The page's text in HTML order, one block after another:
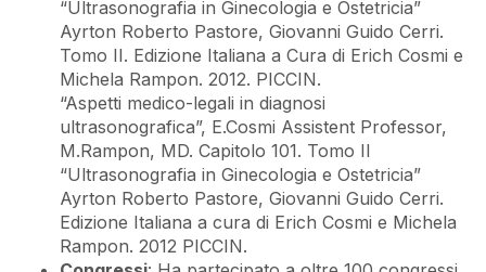
“Ultrasonografia in Ginecologia e Ostetricia”
Ayrton Roberto Pastore, Giovanni Guido Cerri.
Tomo II. Edizione Italiana a Cura di Erich Cosmi e
Michela Rampon. 2012. PICCIN.
“Aspetti medico-legali in diagnosi
ultrasonografica”, E.Cosmi Assistent Professor,
M.Rampon, MD. Capitolo 101. Tomo II
“Ultrasonografia in Ginecologia e Ostetricia”
Ayrton Roberto Pastore, Giovanni Guido Cerri.
Edizione Italiana a cura di Erich Cosmi e Michela
Rampon. 2012 PICCIN.